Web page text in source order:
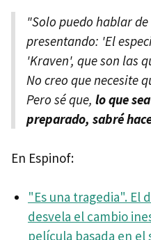
"Solo puedo hablar
presentando: 'El
'Kraven', que son las
No creo que necesite
Pero sé que, lo que
preparado, sabré
En Espinof:
"Es una tragedia". El
desvela el cambio
película basada en